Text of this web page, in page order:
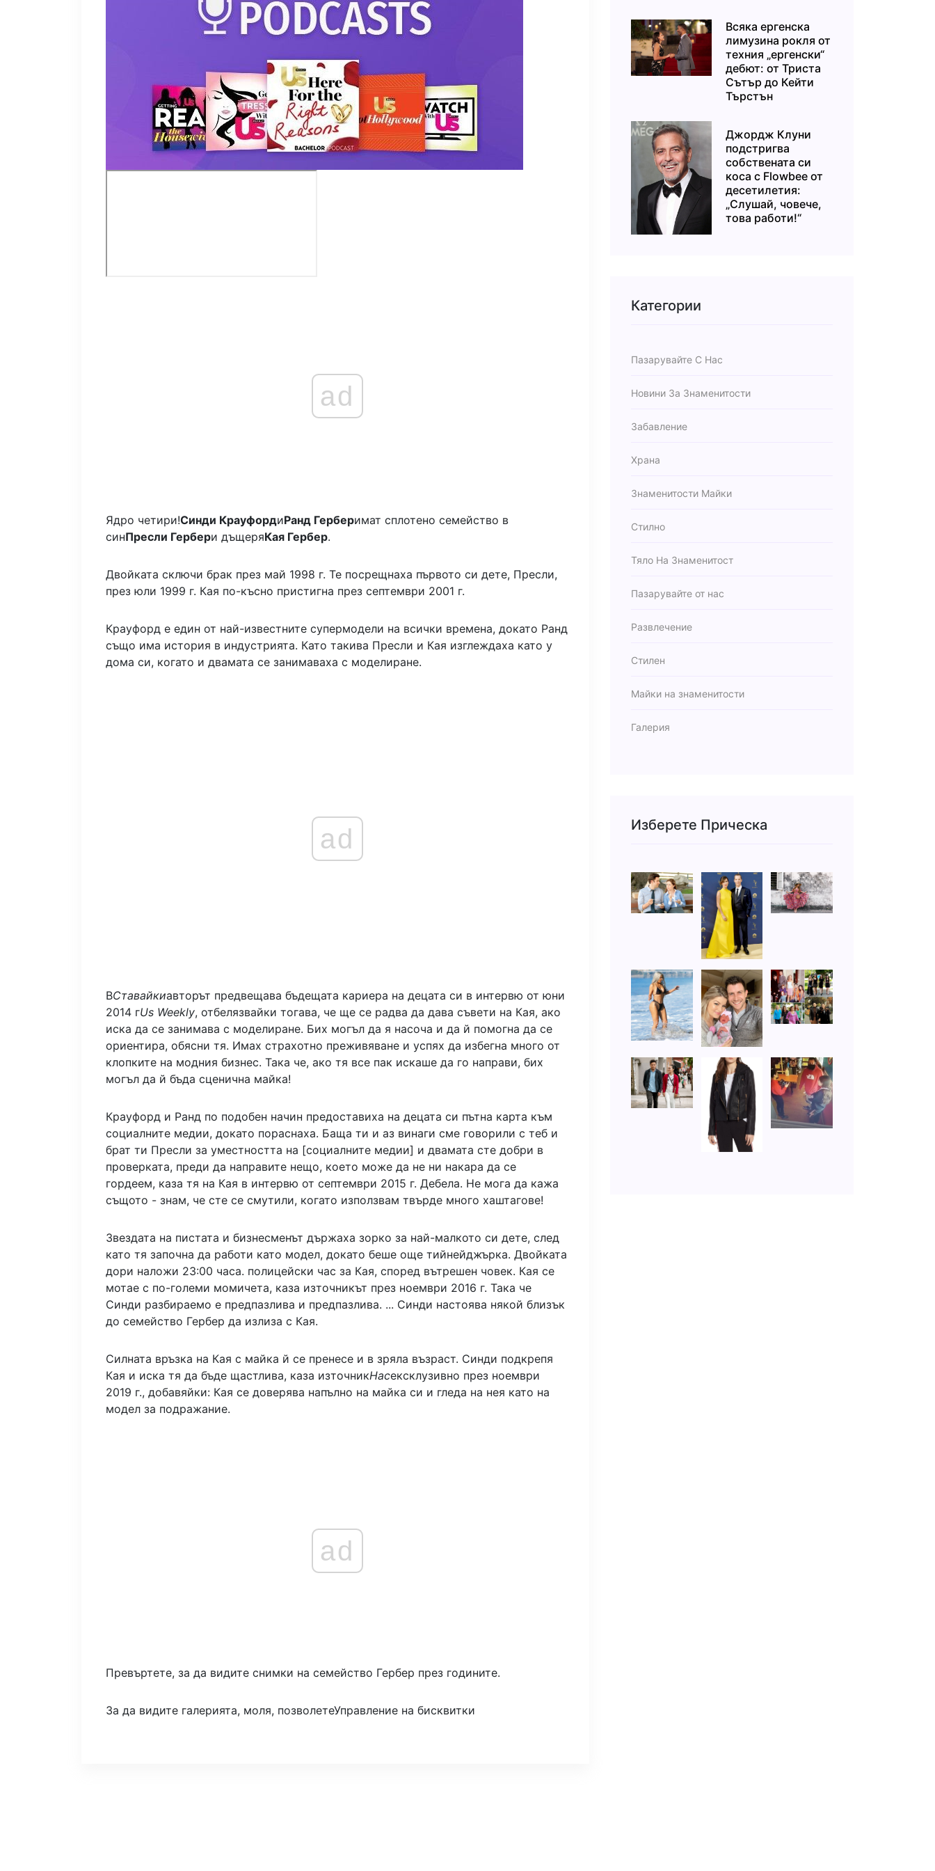
ad
Ядро четири!Синди КрауфордиРанд Герберимат сплотено семейство в
синПресли Гербери дъщеряКая Гербер.
Двойката сключи брак през май 1998 г. Те посрещнаха първото си дете, Пресли,
през юли 1999 г. Кая по-късно пристигна през септември 2001 г.
Крауфорд е един от най-известните супермодели на всички времена, докато Ранд
също има история в индустрията. Като такива Пресли и Кая изглеждаха като у
дома си, когато и двамата се занимаваха с моделиране.
ad
ВСтавайкиавторът предвещава бъдещата кариера на децата си в интервю от юни
2014 гUs Weekly, отбелязвайки тогава, че ще се радва да дава съвети на Кая, ако
иска да се занимава с моделиране. Бих могъл да я насоча и да й помогна да се
ориентира, обясни тя. Имах страхотно преживяване и успях да избегна много от
клопките на модния бизнес. Така че, ако тя все пак искаше да го направи, бих
могъл да й бъда сценична майка!
Крауфорд и Ранд по подобен начин предоставиха на децата си пътна карта към
социалните медии, докато пораснаха. Баща ти и аз винаги сме говорили с теб и
брат ти Пресли за уместността на [социалните медии] и двамата сте добри в
проверката, преди да направите нещо, което може да не ни накара да се
гордеем, каза тя на Кая в интервю от септември 2015 г. Дебела. Не мога да кажа
същото - знам, че сте се смутили, когато използвам твърде много хаштагове!
Звездата на пистата и бизнесменът държаха зорко за най-малкото си дете, след
като тя започна да работи като модел, докато беше още тийнейджърка. Двойката
дори наложи 23:00 часа. полицейски час за Кая, според вътрешен човек. Кая се
мотае с по-големи момичета, каза източникът през ноември 2016 г. Така че
Синди разбираемо е предпазлива и предпазлива. ... Синди настоява някой близък
до семейство Гербер да излиза с Кая.
Силната връзка на Кая с майка й се пренесе и в зряла възраст. Синди подкрепя
Кая и иска тя да бъде щастлива, каза източникНасексклузивно през ноември
2019 г., добавяйки: Кая се доверява напълно на майка си и гледа на нея като на
модел за подражание.
ad
Превъртете, за да видите снимки на семейство Гербер през годините.
За да видите галерията, моля, позволетеУправление на бисквитки
Всяка ергенска
лимузина рокля от
техния „ергенски“
дебют: от Триста
Сътър до Кейти
Търстън
Джордж Клуни
подстригва
собствената си
коса с Flowbee от
десетилетия:
„Слушай, човече,
това работи!“
Категории
Пазарувайте С Нас
Новини За Знаменитости
Забавление
Храна
Знаменитости Майки
Стилно
Тяло На Знаменитост
Пазарувайте от нас
Развлечение
Стилен
Майки на знаменитости
Галерия
Изберете Прическа